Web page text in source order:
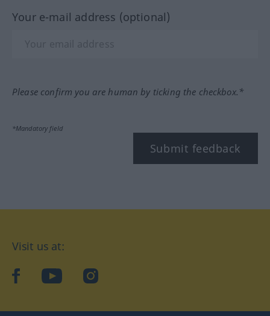
Your e-mail address (optional)
Please confirm you are human by ticking the checkbox.*
*Mandatory field
Submit feedback
Visit us at:
facebookYouTubeInstagram